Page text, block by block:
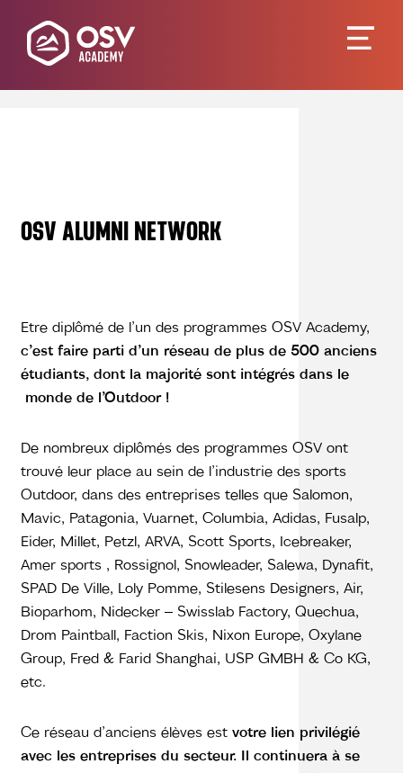
OSV ALUMNI NETWORK
Etre diplômé de l’un des programmes OSV Academy,
c’est faire parti d’un réseau de plus de 500 anciens
étudiants, dont la majorité sont intégrés dans le
monde de l’Outdoor !
De nombreux diplômés des programmes OSV ont
trouvé leur place au sein de l’industrie des sports
Outdoor, dans des entreprises telles que Salomon,
Mavic, Patagonia, Vuarnet, Columbia, Adidas, Fusalp,
Eider, Millet, Petzl, ARVA, Scott Sports, Icebreaker,
Amer sports , Rossignol, Snowleader, Salewa, Dynafit,
SPAD De Ville, Loly Pomme, Stilesens Designers, Air,
Bioparhom, Nidecker – Swisslab Factory, Quechua,
Drom Paintball, Faction Skis, Nixon Europe, Oxylane
Group, Fred & Farid Shanghai, USP GMBH & Co KG,
etc.
Ce réseau d’anciens élèves est votre lien privilégié
avec les entreprises du secteur.
Il continuera à se